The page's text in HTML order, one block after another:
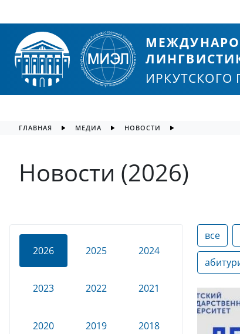
ИРКУТСКОГО
ГЛАВНАЯ МЕДИА НОВОСТИ
Новости (2026)
2026 2025 2024
2023 2022 2021
2020 2019 2018
все